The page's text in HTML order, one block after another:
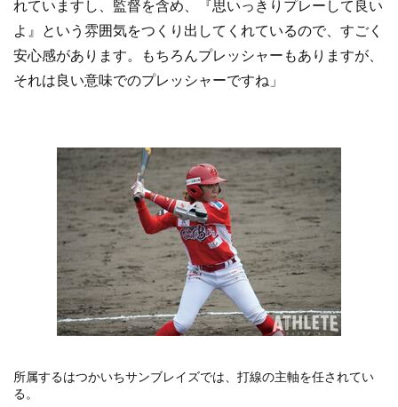
れていますし、監督を含め、『思いっきりプレーして良い
よ』という雰囲気をつくり出してくれているので、すごく
安心感があります。もちろんプレッシャーもありますが、
それは良い意味でのプレッシャーですね」
所属するはつかいちサンブレイズでは、打線の主軸を任されてい
る。